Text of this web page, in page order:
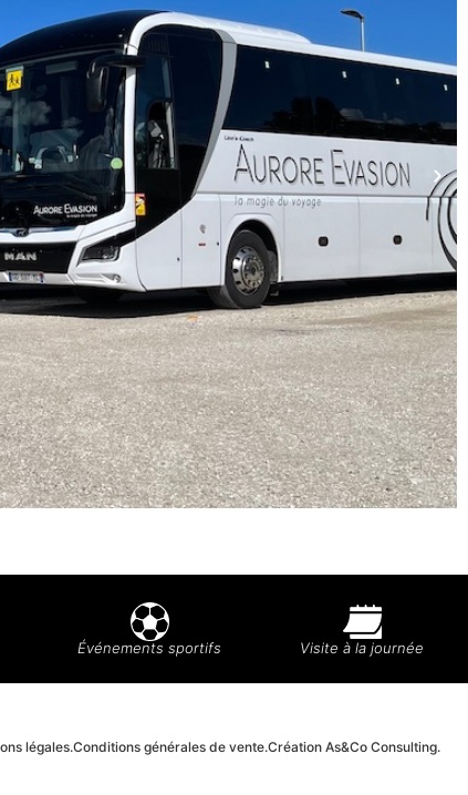
Événements sportifs Visite à la journée
légales.Conditions générales de vente.Création As&Co Consulting.